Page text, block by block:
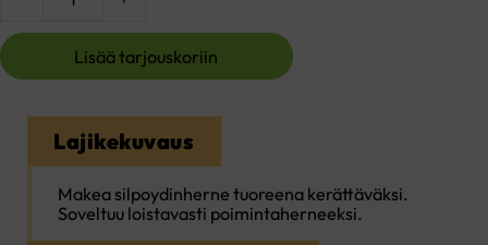
Lisää tarjouskoriin
Lajikekuvaus
Makea silpoydinherne tuoreena kerättäväksi.
Soveltuu loistavasti poimintaherneeksi.